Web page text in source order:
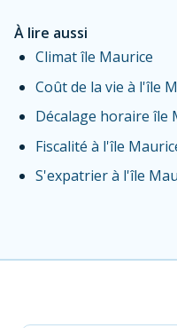
À lire aussi
Climat île Maurice
Coût de la vie à l'île
Décalage horaire île
Fiscalité à l'île
S'expatrier à l'île